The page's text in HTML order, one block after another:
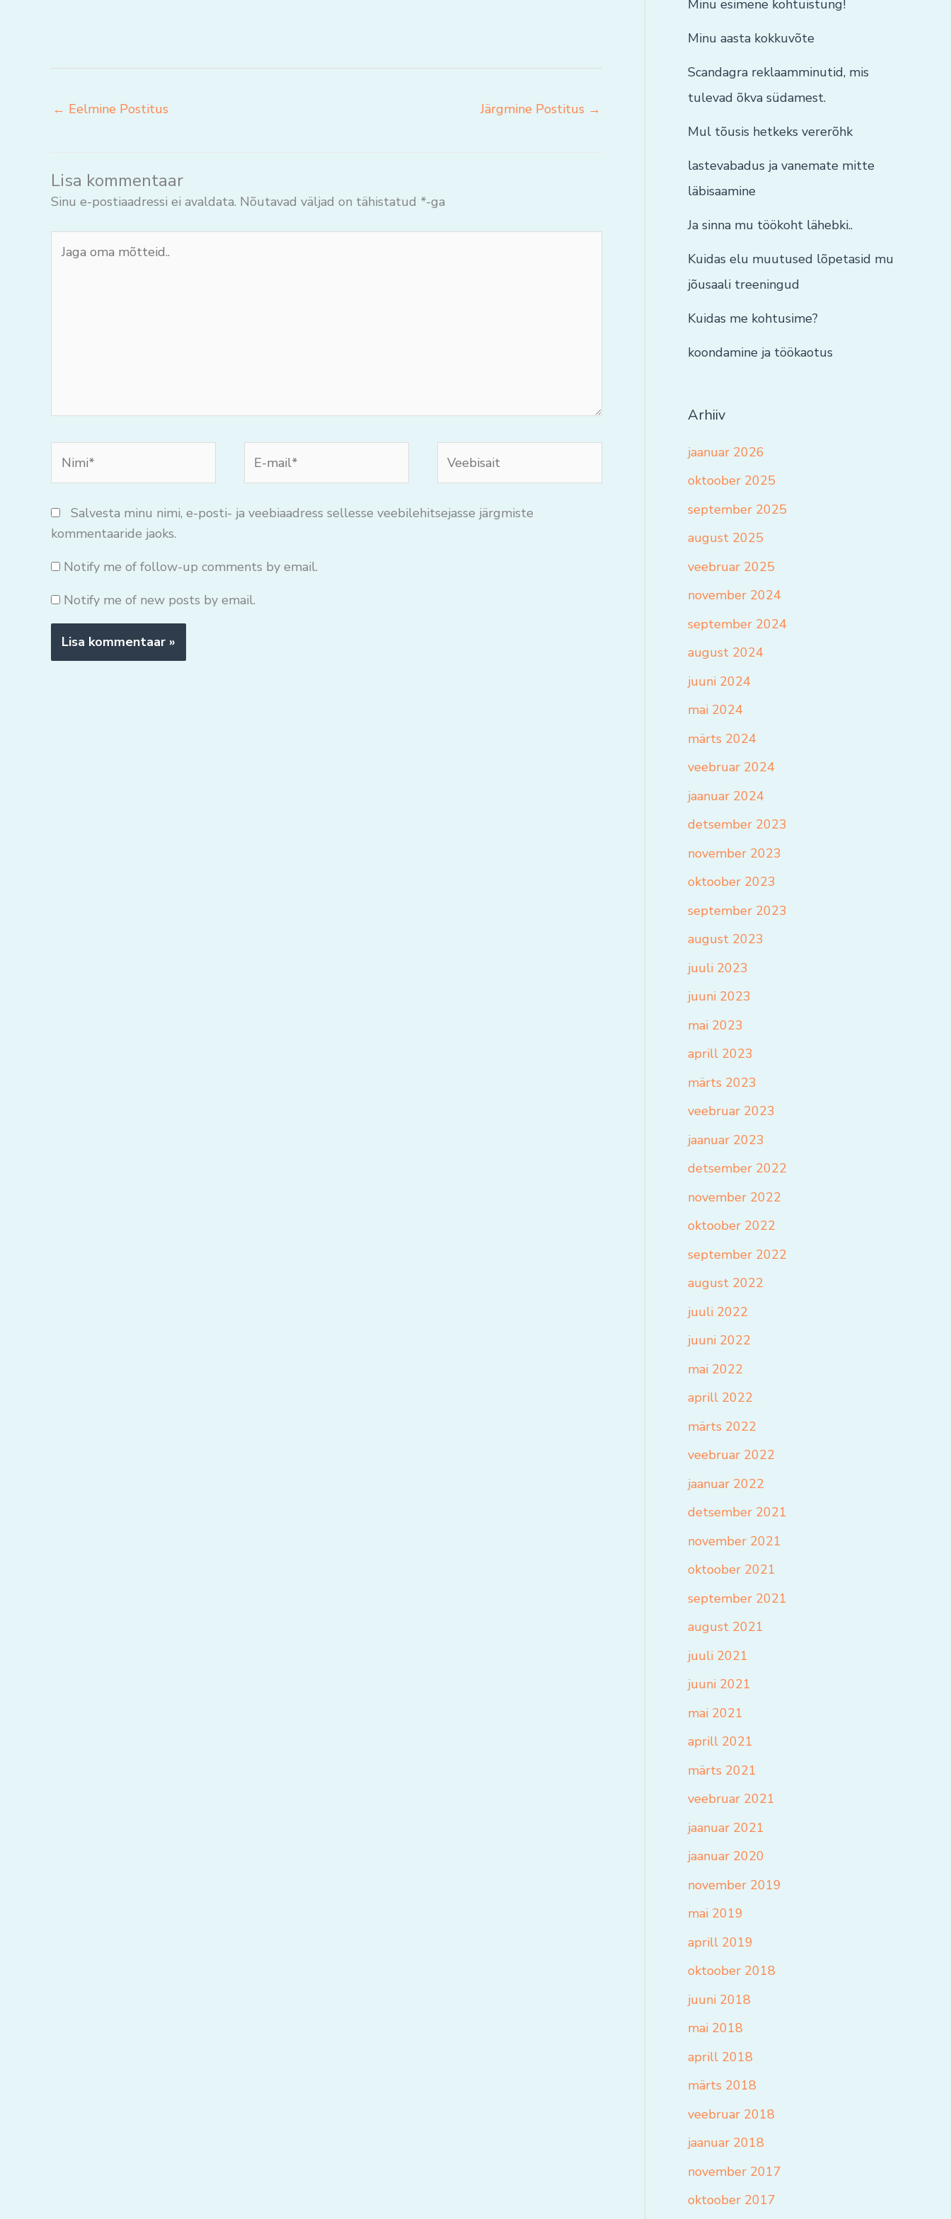
← Eelmine Postitus Järgmine Postitus →
Lisa kommentaar
Sinu e-postiaadressi ei avaldata. Nõutavad väljad on tähistatud *-ga
oma
mail*
Salvesta minu nimi, e-posti- ja veebiaadress sellesse veebilehitsejasse järgmiste
kommentaaride jaoks.
Notify me of follow-up comments by email.
Notify me of new posts by email.
Minu esimene kohtuistung!
Minu aasta kokkuvõte
Scandagra reklaamminutid, mis
tulevad õkva südamest.
Mul tõusis hetkeks vererõhk
lastevabadus ja vanemate mitte
läbisaamine
Ja sinna mu töökoht lähebki..
Kuidas elu muutused lõpetasid mu
jõusaali treeningud
Kuidas me kohtusime?
koondamine ja töökaotus
Arhiiv
jaanuar 2026
oktoober 2025
september 2025
august 2025
veebruar 2025
november 2024
september 2024
august 2024
juuni 2024
mai 2024
märts 2024
veebruar 2024
jaanuar 2024
detsember 2023
november 2023
oktoober 2023
september 2023
august 2023
juuli 2023
juuni 2023
mai 2023
aprill 2023
märts 2023
veebruar 2023
jaanuar 2023
detsember 2022
november 2022
oktoober 2022
september 2022
august 2022
juuli 2022
juuni 2022
mai 2022
aprill 2022
märts 2022
veebruar 2022
jaanuar 2022
detsember 2021
november 2021
oktoober 2021
september 2021
august 2021
juuli 2021
juuni 2021
mai 2021
aprill 2021
märts 2021
veebruar 2021
jaanuar 2021
jaanuar 2020
november 2019
mai 2019
aprill 2019
oktoober 2018
juuni 2018
mai 2018
aprill 2018
märts 2018
veebruar 2018
jaanuar 2018
november 2017
oktoober 2017